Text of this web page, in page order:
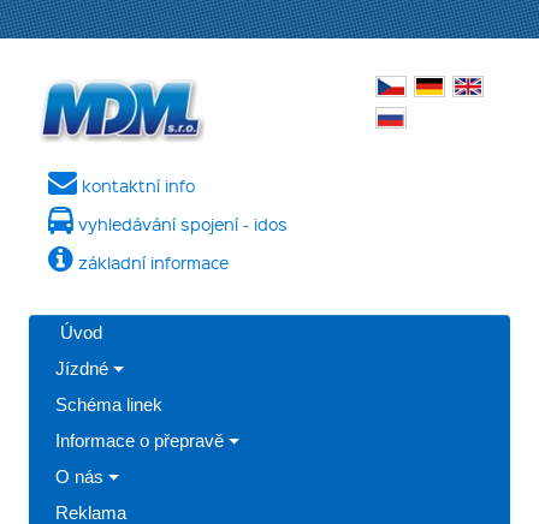
kontaktní info
vyhledávání spojení - idos
základní informace
Úvod
Jízdné
Schéma linek
Informace o přepravě
O nás
Reklama